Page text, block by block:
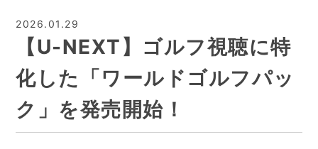
2026.01.29
【U-NEXT】ゴルフ視聴に特
化した「ワールドゴルフパッ
ク」を発売開始！